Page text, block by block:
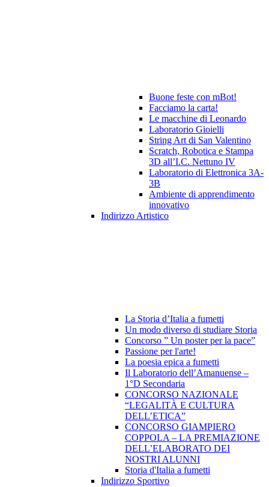
Buone feste con mBot!
Facciamo la carta!
Le macchine di Leonardo
Laboratorio Gioielli
String Art di San Valentino
Scratch, Robotica e Stampa
3D all’I.C. Nettuno IV
Laboratorio di Elettronica 3A-
3B
Ambiente di apprendimento
innovativo
Indirizzo Artistico
La Storia d’Italia a fumetti
Un modo diverso di studiare Storia
Concorso ” Un poster per la pace”
Passione per l'arte!
La poesia epica a fumetti
Il Laboratorio dell’Amanuense –
1°D Secondaria
CONCORSO NAZIONALE
“LEGALITÀ E CULTURA
DELL’ETICA”
CONCORSO GIAMPIERO
COPPOLA – LA PREMIAZIONE
DELL’ELABORATO DEI
NOSTRI ALUNNI
Storia d'Italia a fumetti
Indirizzo Sportivo